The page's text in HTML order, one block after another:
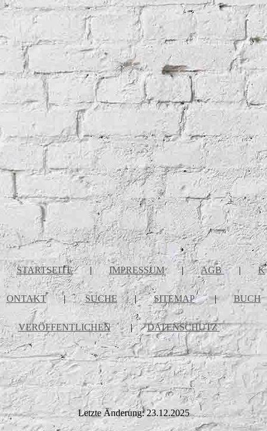
STARTSEITE | IMPRESSUM | AGB | K
ONTAKT | SUCHE | SITEMAP | BUCH
VERÖFFENTLICHEN | DATENSCHUTZ
Letzte Änderung: 23.12.2025